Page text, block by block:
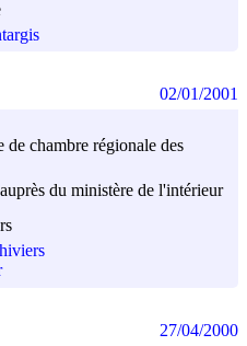
de chambre régionale des
du ministère de l'intérieur
02/01/2001
27/04/2000